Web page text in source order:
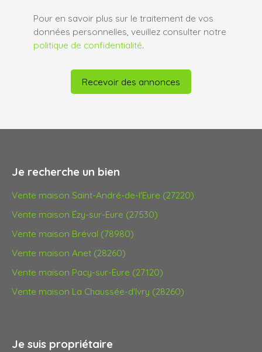
Pour en savoir plus sur le traitement de vos
données personnelles, veuillez consulter notre
politique de confidentialité.
Recevoir des annonces
Je recherche un bien
Vente maison Saint-André-de-l'Eure (27220)
Vente maison Ézy-sur-Eure (27530)
Vente maison Bréval (78980)
Vente maison Anet (28260)
Vente maison Pacy-sur-Eure (27120)
Vente maison La Chaussée-d'Ivry (28260)
Je suis propriétaire